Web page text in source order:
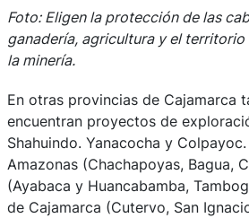
Foto: Eligen la protección de las
ganadería, agricultura y el territorio
la minería.
En otras provincias de Cajamarca
encuentran proyectos de
Shahuindo. Yanacocha y
Amazonas (Chachapoyas, Bagua,
(Ayabaca y Huancabamba,
de Cajamarca (Cutervo, San